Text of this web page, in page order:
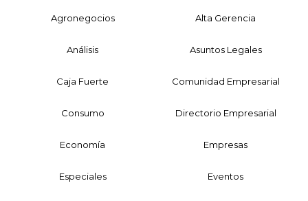
Agronegocios Alta Gerencia
Análisis Asuntos Legales
Caja Fuerte Comunidad Empresarial
Consumo Directorio Empresarial
Economía Empresas
Especiales Eventos